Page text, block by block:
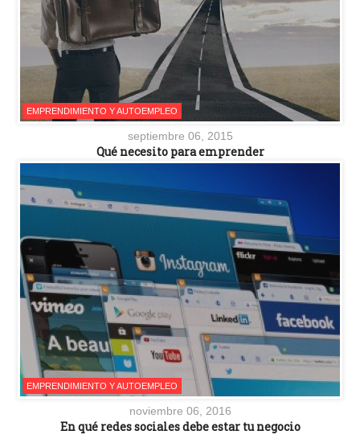
EMPRENDIMIENTO Y AUTOEMPLEO
septiembre 06, 2015
Qué necesito para emprender
EMPRENDIMIENTO Y AUTOEMPLEO
noviembre 06, 2016
En qué redes sociales debe estar tu negocio